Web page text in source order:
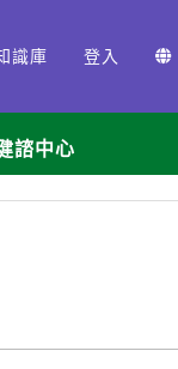
識庫 登入
諮中心